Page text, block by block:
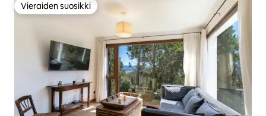
Vieraiden suosikki
Vieraiden suosikki